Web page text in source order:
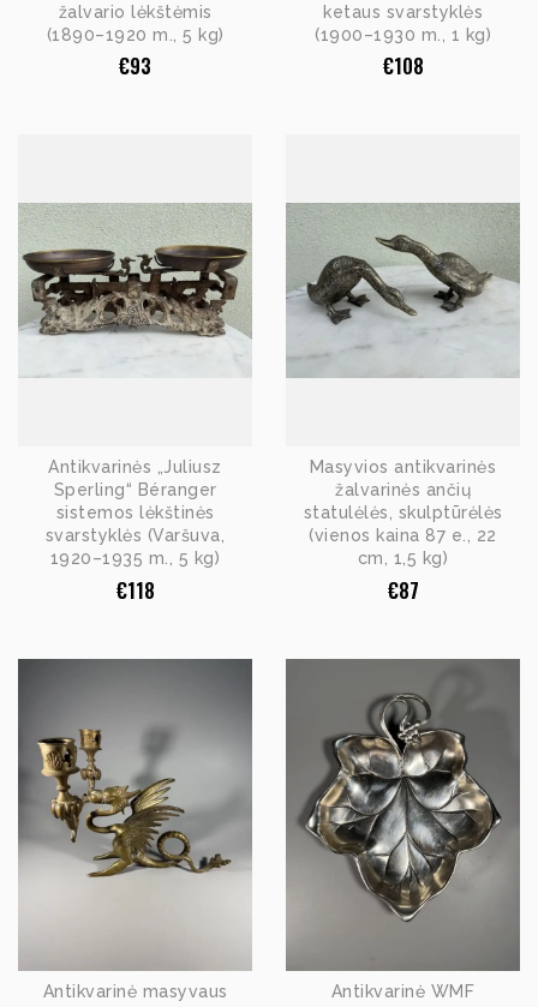
žalvario lėkštėmis
(1890–1920 m., 5 kg)
€93
ketaus svarstyklės
(1900–1930 m., 1 kg)
€108
Antikvarinės „Juliusz
Sperling“ Béranger
sistemos lėkštinės
svarstyklės (Varšuva,
1920–1935 m., 5 kg)
€118
Masyvios antikvarinės
žalvarinės ančių
statulėlės, skulptūrėlės
(vienos kaina 87 e., 22
cm, 1,5 kg)
€87
Antikvarinė masyvaus
Antikvarinė WMF